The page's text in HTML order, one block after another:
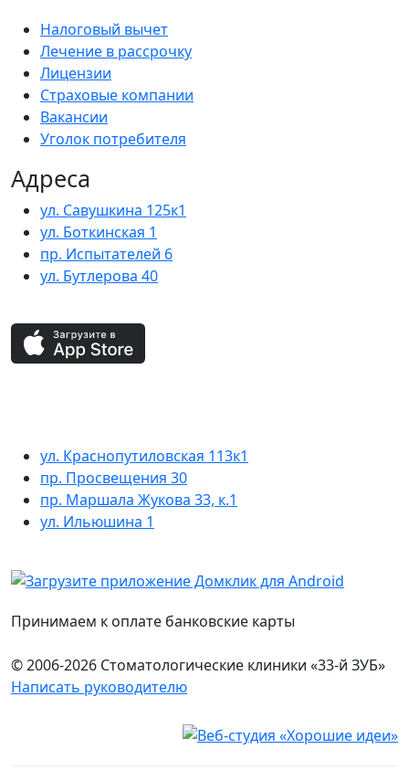
Налоговый вычет
Лечение в рассрочку
Лицензии
Страховые компании
Вакансии
Уголок потребителя
Адреса
ул. Савушкина 125к1
ул. Боткинская 1
пр. Испытателей 6
ул. Бутлерова 40
ул. Краснопутиловская 113к1
пр. Просвещения 30
пр. Маршала Жукова 33, к.1
ул. Ильюшина 1
Принимаем к оплате банковские карты
© 2006-2026 Стоматологические клиники «33-й ЗУБ»
Написать руководителю